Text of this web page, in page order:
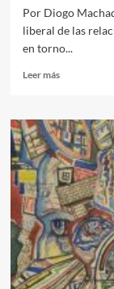
Por Diogo
liberal de las
en torno...
Leer másLeer
Después
de
la
la
del
orden
del
capital